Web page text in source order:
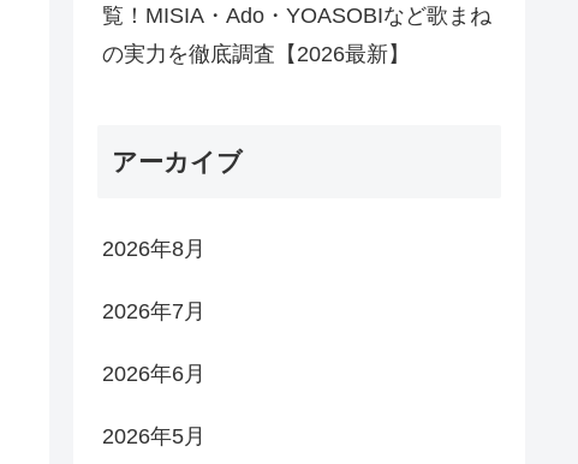
覧！MISIA・Ado・YOASOBIなど歌まね
の実力を徹底調査【2026最新】
アーカイブ
2026年8月
2026年7月
2026年6月
2026年5月